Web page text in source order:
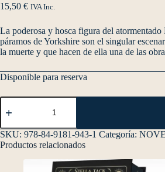
15,50 € IVA Inc.
La poderosa y hosca figura del
páramos de Yorkshire son el singular
la muerte y que hacen de ella una de las
Disponible para reserva
SKU: 978-84-9181-943-1 Categoría:
Productos relacionados